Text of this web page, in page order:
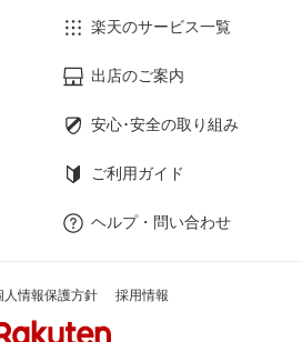
楽天のサービス一覧
出店のご案内
安心･安全の取り組み
ご利用ガイド
ヘルプ・問い合わせ
人情報保護方針 採用情報